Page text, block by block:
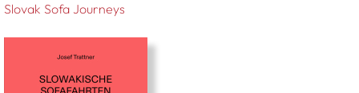
Slovak Sofa Journeys